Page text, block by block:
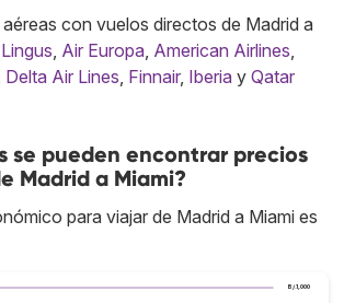
con vuelos directos de Madrid a
Air Europa American Airlines
Delta Air Lines Finnair, Iberia y Qatar
se pueden encontrar precios
Madrid a Miami?
para viajar de Madrid a Miami es
B/.1,000